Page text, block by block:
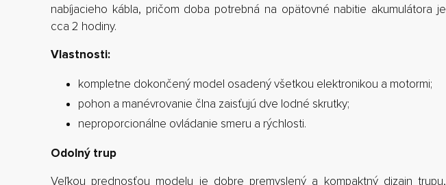
nabíjacieho kábla, pričom doba potrebná na opätovné nabitie akumulátora je
cca 2 hodiny.
Vlastnosti:
kompletne dokončený model osadený všetkou elektronikou a motormi;
pohon a manévrovanie člna zaisťujú dve lodné skrutky;
neproporcionálne ovládanie smeru a rýchlosti.
Odolný trup
Veľkou prednosťou modelu je dobre premyslený a kompaktný dizajn trupu,